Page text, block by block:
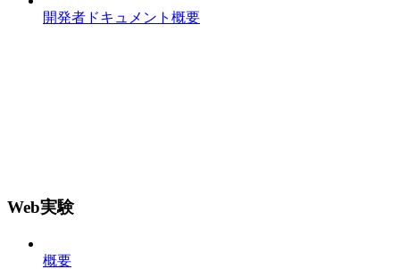
開発者ドキュメント概要
Web実験
概要